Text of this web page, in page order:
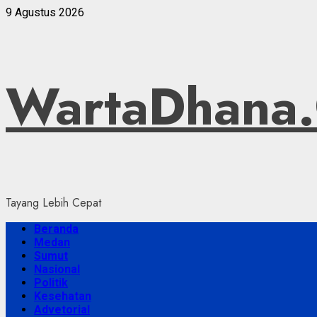
Skip
9 Agustus 2026
Tayang Lebih Cepat
Primary
Menu
Beranda
Medan
Sumut
Nasional
Politik
Kesehatan
Advetorial